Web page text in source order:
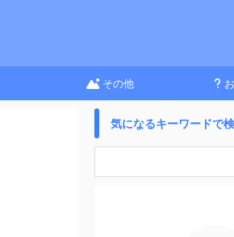
その他
気になるキーワードで